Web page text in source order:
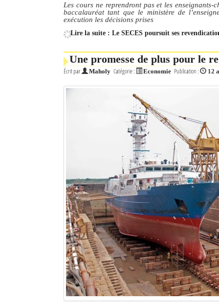
L'actualité du tourisme
Les Petites Annonces
La Tribune de Diego en PDF
Les cours ne reprendront pas et les
baccalauréat tant que le ministère de
exécution les décisions prises
Lire la suite : Le SECES poursuit ses
Une promesse de plus pour le
Écrit par Maholy Catégorie : Economie Publication : 12